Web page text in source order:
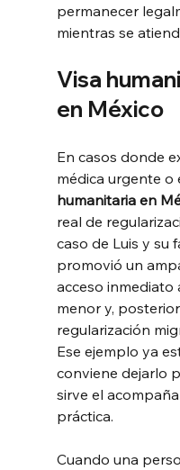
permanecer
mientras se
Visa
en México
En casos donde
médica urgente o
humanitaria en
real de
caso de Luis y su
promovió un
acceso inmediato
menor y,
regularización
Ese ejemplo ya
conviene dejarlo
sirve el
práctica.
Cuando una